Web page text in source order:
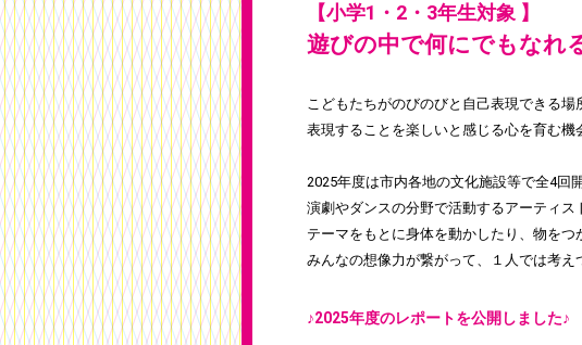
【小学1・2・3年生対象 】
遊びの中で何にでもなれ
こどもたちがのびのびと自己表現できる場
表現することを楽しいと感じる心を育む機
2025年度は市内各地の文化施設等で全4回
演劇やダンスの分野で活動するアーティス
テーマをもとに身体を動かしたり、物をつ
みんなの想像力が繋がって、１人では考
♪2025年度のレポートを公開しました♪